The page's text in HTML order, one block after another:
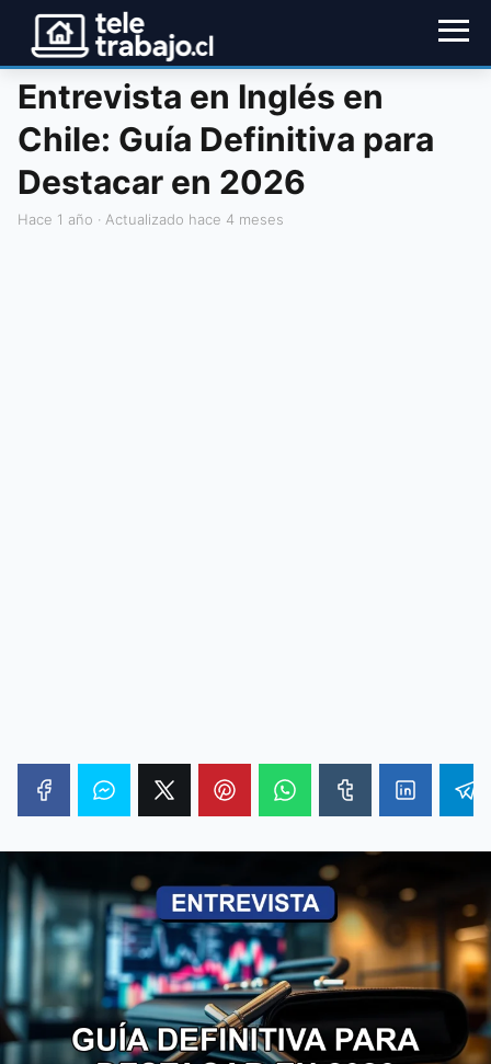
Entrevista en Inglés en
Chile: Guía Definitiva para
Destacar en 2026
hace 1 año · Actualizado hace 4 meses